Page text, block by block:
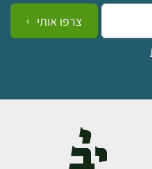
צרפו אותי